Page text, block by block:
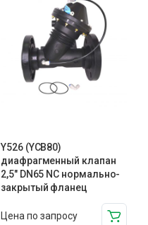
Y526 (YCB80)
диафрагменный клапан
2,5″ DN65 NC нормально-
закрытый фланец
Цена по запросу